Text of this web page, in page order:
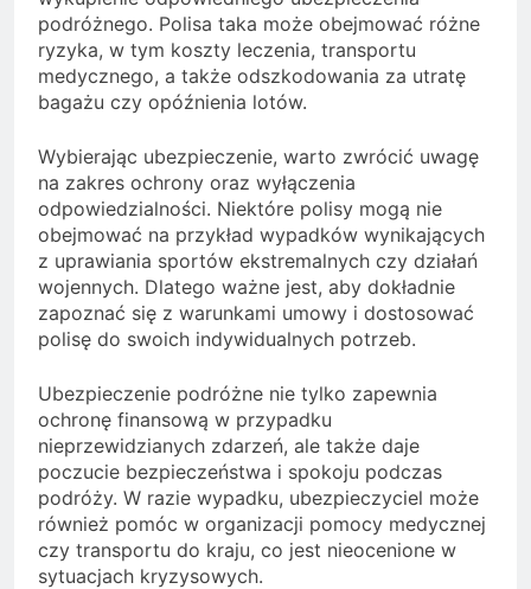
podróżnego. Polisa taka może obejmować różne
ryzyka, w tym koszty leczenia, transportu
medycznego, a także odszkodowania za utratę
bagażu czy opóźnienia lotów.
Wybierając ubezpieczenie, warto zwrócić uwagę
na zakres ochrony oraz wyłączenia
odpowiedzialności. Niektóre polisy mogą nie
obejmować na przykład wypadków wynikających
z uprawiania sportów ekstremalnych czy działań
wojennych. Dlatego ważne jest, aby dokładnie
zapoznać się z warunkami umowy i dostosować
polisę do swoich indywidualnych potrzeb.
Ubezpieczenie podróżne nie tylko zapewnia
ochronę finansową w przypadku
nieprzewidzianych zdarzeń, ale także daje
poczucie bezpieczeństwa i spokoju podczas
podróży. W razie wypadku, ubezpieczyciel może
również pomóc w organizacji pomocy medycznej
czy transportu do kraju, co jest nieocenione w
sytuacjach kryzysowych.